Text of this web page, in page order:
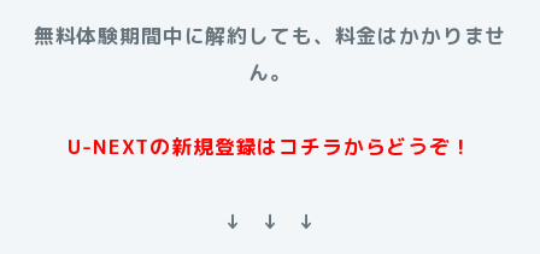
無料体験期間中に解約しても、料金はかかりませ
ん。
U-NEXTの新規登録はコチラからどうぞ！
↓ ↓ ↓